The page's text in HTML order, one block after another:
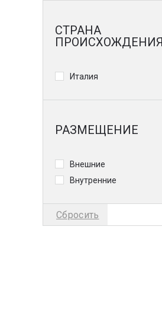
СТРАНА
ПРОИСХОЖДЕНИЯ
Италия
РАЗМЕЩЕНИЕ
Внешние
Внутренние
Сбросить